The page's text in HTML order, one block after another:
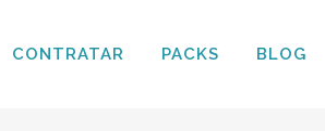
CONTRATAR PACKS BLOG